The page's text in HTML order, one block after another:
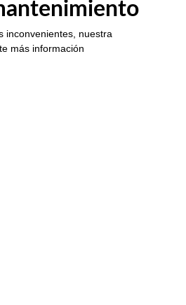
inconvenientes, nuestra
más información